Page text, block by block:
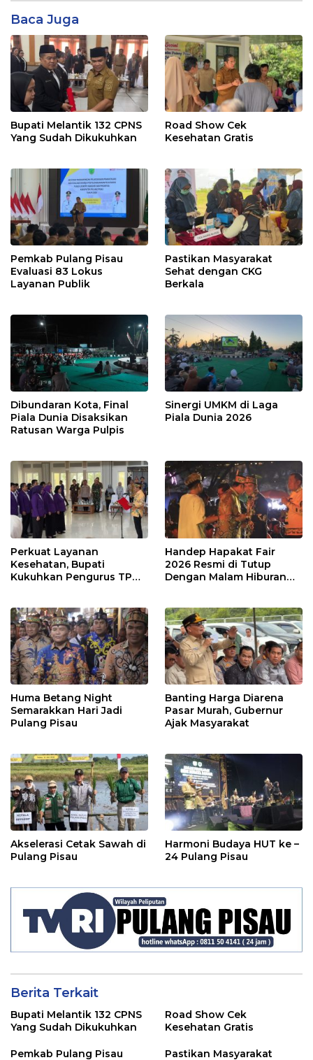
Baca Juga
Bupati Melantik 132 CPNS
Yang Sudah Dikukuhkan
Road Show Cek
Kesehatan Gratis
Pemkab Pulang Pisau
Evaluasi 83 Lokus
Layanan Publik
Pastikan Masyarakat
Sehat dengan CKG
Berkala
Dibundaran Kota, Final
Piala Dunia Disaksikan
Ratusan Warga Pulpis
Sinergi UMKM di Laga
Piala Dunia 2026
Perkuat Layanan
Kesehatan, Bupati
Kukuhkan Pengurus TP
Handep Hapakat Fair
2026 Resmi di Tutup
Dengan Malam Hiburan
Huma Betang Night
Semarakkan Hari Jadi
Pulang Pisau
Banting Harga Diarena
Pasar Murah, Gubernur
Ajak Masyarakat
Akselerasi Cetak Sawah di
Pulang Pisau
Harmoni Budaya HUT ke –
24 Pulang Pisau
Berita Terkait
Bupati Melantik 132 CPNS
Yang Sudah Dikukuhkan
Road Show Cek
Kesehatan Gratis
Pemkab Pulang Pisau
Pastikan Masyarakat